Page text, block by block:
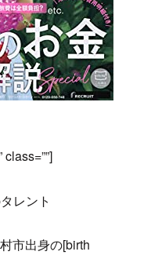
レント
市出身の[birth